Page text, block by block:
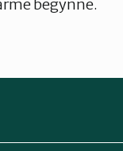
begynne.